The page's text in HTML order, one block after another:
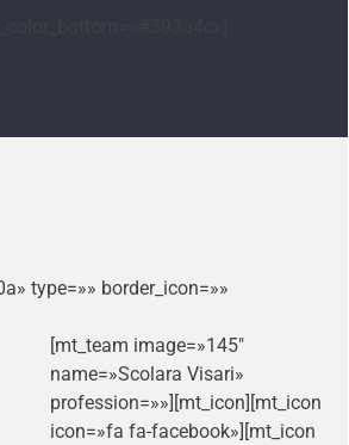
type=»» border_icon=»»
[mt_team image=»145″
name=»Scolara Visari»
profession=»»][mt_icon][mt_icon
icon=»fa fa-facebook»][mt_icon